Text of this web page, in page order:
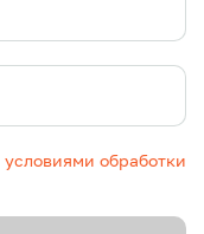
условиями обработки